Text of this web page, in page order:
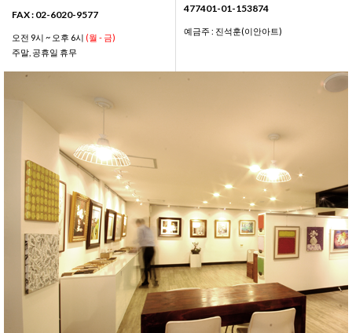
FAX : 02-6020-9577
오전 9시 ~ 오후 6시 (월 - 금)
주말, 공휴일 휴무
477401-01-153874
예금주 : 진석훈(이안아트)